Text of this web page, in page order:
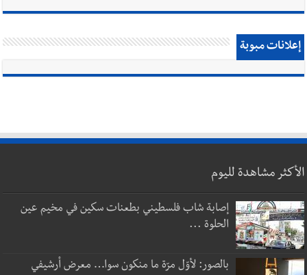
إعلانات مبوبة
الأكثر مشاهدة لليوم
إصابة شاب فلسطيني بطعنات سكين في مخيم عين
الحلوة ...
بالصور: لأوّل مرّة ما منكون سوا… معرض أرشيفي